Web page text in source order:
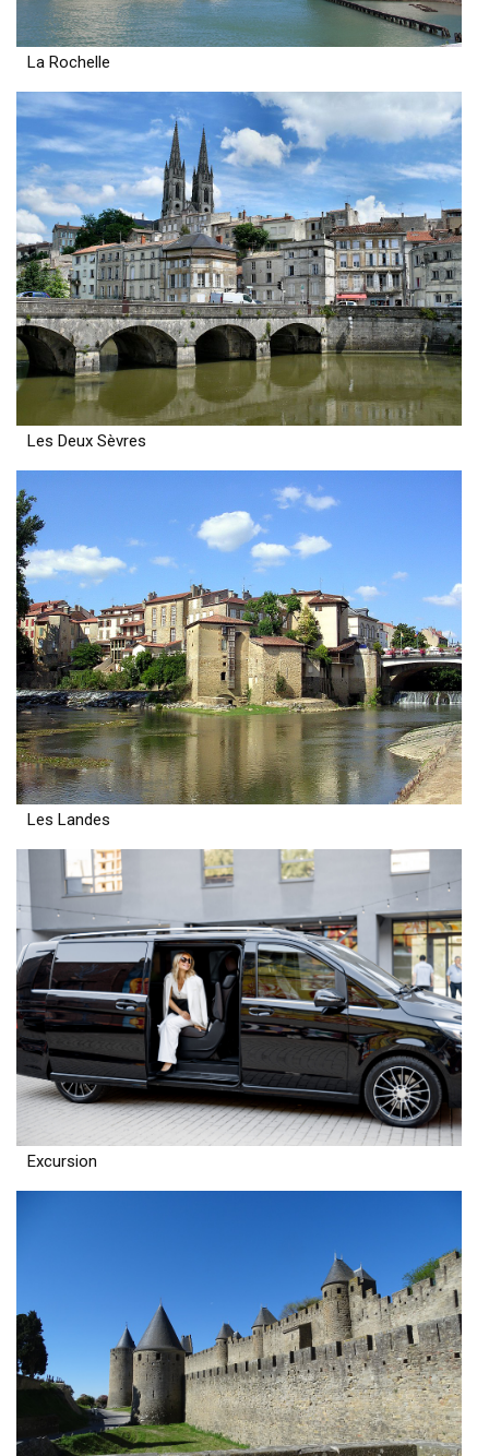
La Rochelle
Les Deux Sèvres
Les Landes
Excursion